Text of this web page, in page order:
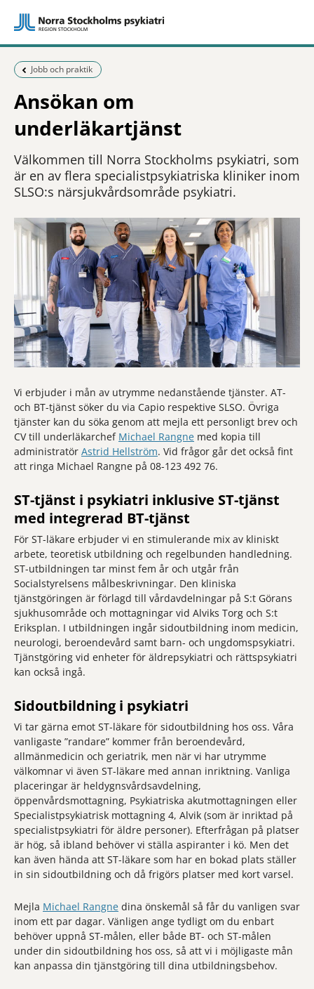
Föregående sida:
Jobb och praktik
Ansökan om
underläkartjänst
Välkommen till Norra Stockholms psykiatri, som
är en av flera specialistpsykiatriska kliniker inom
SLSO:s närsjukvårdsområde psykiatri.
Vi erbjuder i mån av utrymme nedanstående tjänster. AT-
och BT-tjänst söker du via Capio respektive SLSO. Övriga
tjänster kan du söka genom att mejla ett personligt brev och
CV till underläkarchef Michael Rangne med kopia till
administratör Astrid Hellström. Vid frågor går det också fint
att ringa Michael Rangne på 08-123 492 76.
ST-tjänst i psykiatri inklusive ST-tjänst
med integrerad BT-tjänst
För ST-läkare erbjuder vi en stimulerande mix av kliniskt
arbete, teoretisk utbildning och regelbunden handledning.
ST-utbildningen tar minst fem år och utgår från
Socialstyrelsens målbeskrivningar. Den kliniska
tjänstgöringen är förlagd till vårdavdelningar på S:t Görans
sjukhusområde och mottagningar vid Alviks Torg och S:t
Eriksplan. I utbildningen ingår sidoutbildning inom medicin,
neurologi, beroendevård samt barn- och ungdomspsykiatri.
Tjänstgöring vid enheter för äldrepsykiatri och rättspsykiatri
kan också ingå.
Sidoutbildning i psykiatri
Vi tar gärna emot ST-läkare för sidoutbildning hos oss. Våra
vanligaste ”randare” kommer från beroendevård,
allmänmedicin och geriatrik, men när vi har utrymme
välkomnar vi även ST-läkare med annan inriktning. Vanliga
placeringar är heldygnsvårdsavdelning,
öppenvårdsmottagning, Psykiatriska akutmottagningen eller
Specialistpsykiatrisk mottagning 4, Alvik (som är inriktad på
specialistpsykiatri för äldre personer). Efterfrågan på platser
är hög, så ibland behöver vi ställa aspiranter i kö. Men det
kan även hända att ST-läkare som har en bokad plats ställer
in sin sidoutbildning och då frigörs platser med kort varsel.
Mejla Michael Rangne dina önskemål så får du vanligen svar
inom ett par dagar. Vänligen ange tydligt om du enbart
behöver uppnå ST-målen, eller både BT- och ST-målen
under din sidoutbildning hos oss, så att vi i möjligaste mån
kan anpassa din tjänstgöring till dina utbildningsbehov.